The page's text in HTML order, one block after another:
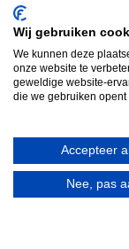
Contact
Voorwaarden
Winkelmandje
Disclaimer
Wij gebruiken
We kunnen deze
onze website te
geweldige website-
die we gebruiken
Accepteer
Nee, pas